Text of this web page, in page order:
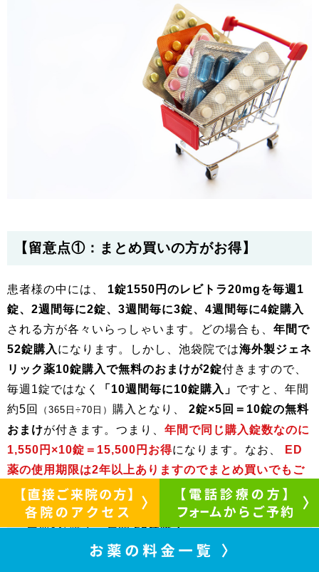
【留意点①：まとめ買いの方がお得】
患者様の中には、
1錠1550円のレビトラ20mgを毎週1
錠、2週間毎に2錠、3週間毎に3錠、4週間毎に4錠購入
される方が各々いらっしゃいます。どの場合も、 年間で
52錠購入 になります。しかし、池袋院では海外製ジェネ
リック薬10錠購入で無料のおまけが2錠付きますので、
毎週1錠ではなく
「10週間毎に10錠購入」 ですと、年間
約5回
（365日÷70日） 購入となり、
2錠×5回＝10錠の無料
おまけが付きます。つまり、 年間で同じ購入錠数なのに
1,550円×10錠＝15,500円お得になります。なお、
ED
薬の使用期限は2年以上ありますのでまとめ買いでもご
心配ありません。
・毎週1錠購入→年間52錠購入
・10週毎10錠購入→年間52錠＋ 無料おまけ10錠